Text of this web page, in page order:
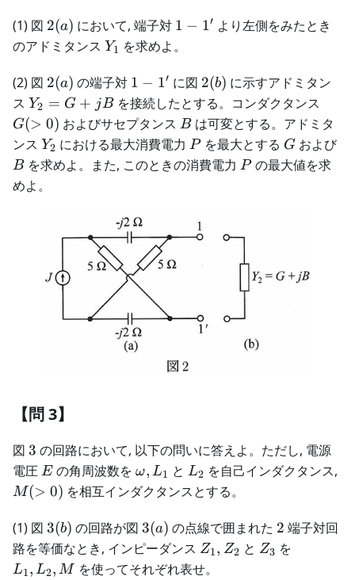
(1) 図 2(a)
2(a) において, 端子対 1-
1 − 1′ より左側をみたとき
のアドミタンス Y_1
Y1 を求めよ。
(2) 図 2(a)
2(a) の端子対 1-
1'
1 − 1′ に図 2(b)
2(b) に示すアドミタン
ス Y_2
=
G
+
jB
Y2 = G + jBを接続したとする。コンダクタンス
G(> 0) およびサセプタンスB
B は可変とする。アドミタ
ンス Y_2
Y2 における最大消費電力P
Pを最大とする G
GおよびB
Bを求めよ。また, このときの消費電力 P
Pの最大値を求
めよ。
【問 3】
図 3
3 の回路において, 以下の問いに答えよ。ただし, 電源
電圧 E
E の角周波数を\omega,L_1
ω, L1 とL_2
L2 を自己インダクタンス,
M(> 0) を相互インダクタンスとする。
(1) 図 3(b)
3(b) の回路が図 3(a)
3(a) の点線で囲まれた 2
2 端子対回
路を等価なとき, インピーダンス Z_1,Z_2
Z1, Z2 と Z_3
Z3 を
L1, L2, M を使ってそれぞれ表せ。